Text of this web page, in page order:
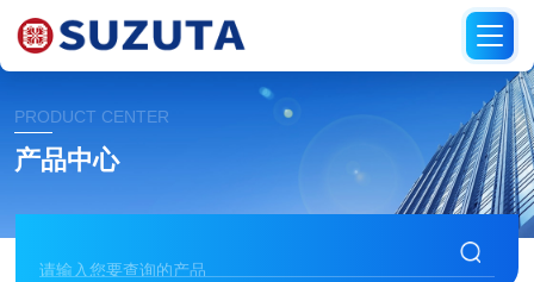
PRODUCT CENTER
产品中心